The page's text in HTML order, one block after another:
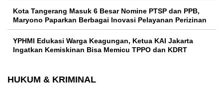
Kota Tangerang Masuk 6 Besar Nomine PTSP dan PPB,
Maryono Paparkan Berbagai Inovasi Pelayanan Perizinan
YPHMI Edukasi Warga Keagungan, Ketua KAI Jakarta
Ingatkan Kemiskinan Bisa Memicu TPPO dan KDRT
HUKUM & KRIMINAL